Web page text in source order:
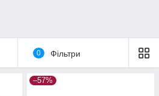
0 Фільтри
–57%